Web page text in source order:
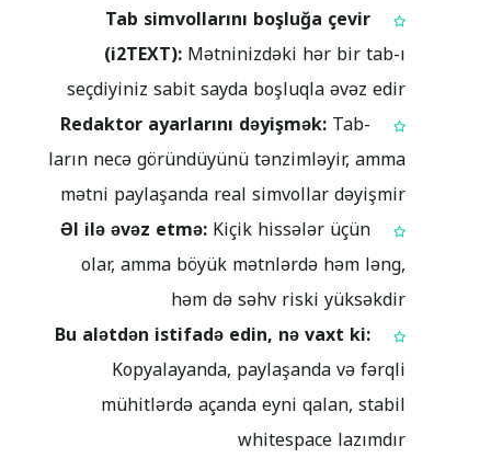
Tab simvollarını boşluğa çevir
(i2TEXT):Mətninizdəki hər bir tab-ı
seçdiyiniz sabit sayda boşluqla əvəz edir
Redaktor ayarlarını dəyişmək:Tab-
ların necə göründüyünü tənzimləyir, amma
mətni paylaşanda real simvollar dəyişmir
Əl ilə əvəz etmə:Kiçik hissələr üçün
olar, amma böyük mətnlərdə həm ləng,
həm də səhv riski yüksəkdir
Bu alətdən istifadə edin, nə vaxt ki:
Kopyalayanda, paylaşanda və fərqli
mühitlərdə açanda eyni qalan, stabil
whitespace lazımdır